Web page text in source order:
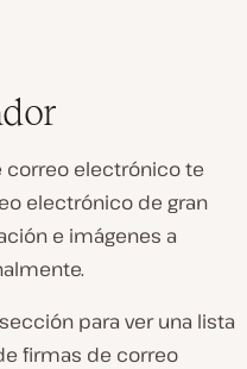
correo electrónico te
electrónico de gran
e imágenes a
para ver una lista
firmas de correo